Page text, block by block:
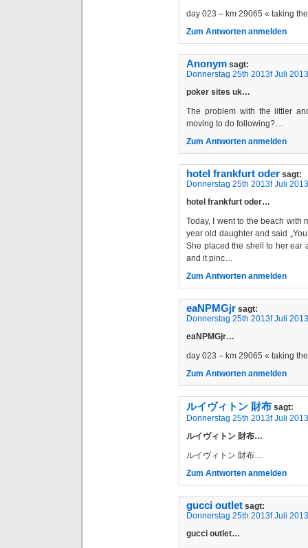
day 023 – km 29065 « taking
Zum Antworten anmelden
Anonym sagt:
Donnerstag 25th 2013f Juli
poker sites uk…
The problem with the littler
moving to do following?…
Zum Antworten anmelden
hotel frankfurt oder sagt:
Donnerstag 25th 2013f Juli
hotel frankfurt oder…
Today, I went to the beach with
year old daughter and said
She placed the shell to her ear
and it pinc…
Zum Antworten anmelden
eaNPMGjr sagt:
Donnerstag 25th 2013f Juli
eaNPMGjr…
day 023 – km 29065 « taking
Zum Antworten anmelden
ルイヴィトン 財布 sagt:
Donnerstag 25th 2013f Juli
ルイヴィトン 財布…
ルイヴィトン 財布…
Zum Antworten anmelden
gucci outlet sagt:
Donnerstag 25th 2013f Juli
gucci outlet…